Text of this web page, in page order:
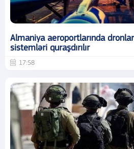
Almaniya aeroportlarında
sistemləri quraşdırılır
17:58